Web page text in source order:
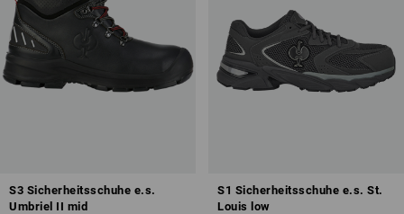
S3 Sicherheitsschuhe e.s.
Umbriel II mid
S1 Sicherheitsschuhe e.s. St.
Louis low